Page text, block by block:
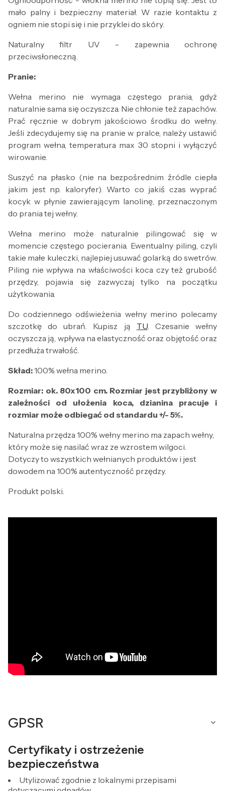
mało palny i bezpieczny materiał. W razie kontaktu z
ogniem nie stopi się i nie przyklei do skóry.
Naturalny filtr UV - zapewnia ochronę
przeciwsłoneczną.
Pranie:
Wełna merino nie wymaga częstego prania, gdyż
naturalnie sama się oczyszcza. Nie chłonie też zapachów.
Prać ręcznie w dobrym jakościowo środku do wełny.
Jeśli zdecydujemy się na pranie w pralce, należy ustawić
program wełna, temperatura max 30 stopni i wyłączyć
wirowanie.
Suszyć na płasko (nie na bezpośrednim źródle ciepła
jakim jest np. kaloryfer). Warto co jakiś czas wyprać
kocyk w płynie zawierającym lanolinę, przeznaczonym
do prania tej wełny.
Wełna merino może naturalnie pilingować się w
momencie częstego pocierania. Ewentualny piling, czyli
takie małe kuleczki, najlepiej usuwać golarką do swetrów.
Piling nie wpływa na właściwości koca czy też grubość
przędzy, pojawia się zazwyczaj tylko na początku
użytkowania.
Do codziennego odświeżenia wełny merino polecamy
szczotkę do ubrań. Kupisz ją TU. Czesanie wełny
oczyszcza ją, wpływa na elastyczność oraz objętość oraz
przedłuża trwałość.
Skład:100% wełna merino.
Rozmiar: ok. 80x100 cm. Rozmiar jest przybliżony w
zależności od ułożenia koca, dzianina pracuje i
rozmiar może odbiegać od standardu +/- 5%.
Naturalna przędza 100% wełny merino ma zapach wełny,
który może się nasilać wraz ze wzrostem wilgoci.
Dotyczy to wszystkich wełnianych produktów i jest
dowodem na 100% autentyczność przędzy.
Produkt polski.
GPSR
Certyfikaty i ostrzeżenie
bezpieczeństwa
Utylizować zgodnie z lokalnymi przepisami